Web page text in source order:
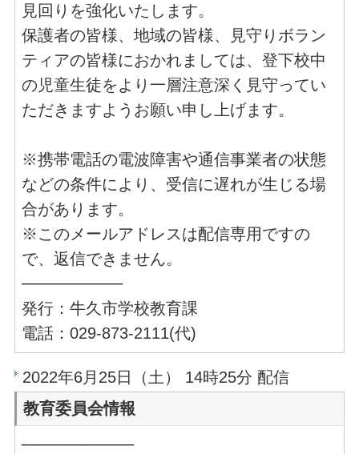
見回りを強化いたします。
保護者の皆様、地域の皆様、見守りボラン
ティアの皆様におかれましては、登下校中
の児童生徒をより一層注意深く見守ってい
ただきますようお願い申し上げます。
※携帯電話の電波障害や通信事業者の状態
などの条件により、受信に遅れが生じる場
合があります。
※このメールアドレスは配信専用ですの
で、返信できません。
─────────
発行：牛久市学校教育課
電話：029-873-2111(代)
2022年6月25日（土） 14時25分 配信
教育委員会情報
──────────